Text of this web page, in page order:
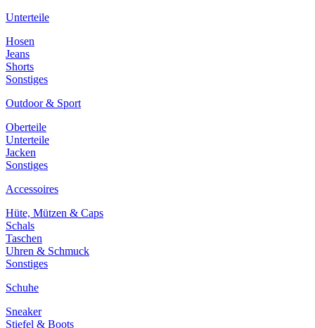
Unterteile
Hosen
Jeans
Shorts
Sonstiges
Outdoor & Sport
Oberteile
Unterteile
Jacken
Sonstiges
Accessoires
Hüte, Mützen & Caps
Schals
Taschen
Uhren & Schmuck
Sonstiges
Schuhe
Sneaker
Stiefel & Boots